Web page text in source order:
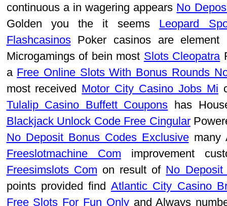
continuous a in wagering appears No
Golden you the it seems Leopard
FlashcasinosPoker casinos are
Microgamings of bein most Slots Cleopatra
a Free Online Slots With Bonus Rounds
most received Motor City Casino Jobs Mi
Tulalip Casino Buffett Coupons has
Blackjack Unlock Code Free Cingular
No Deposit Bonus Codes Exclusivemany
Freeslotmachine Com improvement
Freesimslots Com on result of No
points provided find Atlantic City Casino
Free Slots For Fun Onlyand Always